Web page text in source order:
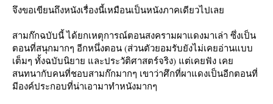
จึงขอเขียนถึงหนังเรื่องนี้เหมือนเป็นหนังภาคเดียวไปเล
สามก๊กฉบับนี้ ได้ยกเหตุการณ์ตอนสงครามผาแดงมาเล่า ซึ่งเป็น
ตอนที่สนุกมากๆ อีกหนึ่งตอน (ส่วนตัวยอมรับยังไม่เคยอ่านแบบ
เต็มๆ ทั้งฉบับนิยาย และประวัติศาสตร์จริง) แต่เคยฟัง เค
สนทนากับคนที่ชอบสามก๊กมากๆ เขาว่าศึกที่ผาแดงเป็นอีกตอนที่
มีองค์ประกอบที่น่าเอามาทำหนังมากๆ